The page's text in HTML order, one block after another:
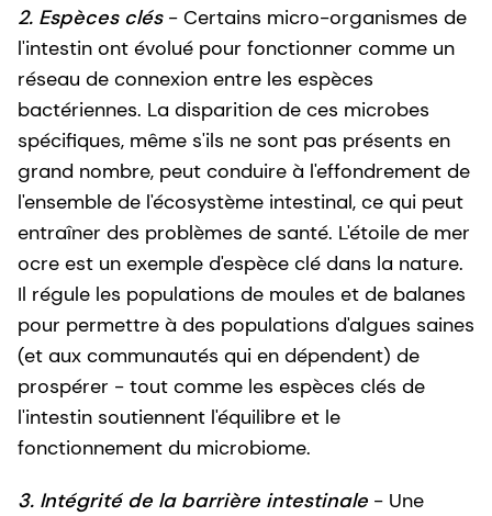
2. Espèces clés- Certains micro-organismes de
l'intestin ont évolué pour fonctionner comme un
réseau de connexion entre les espèces
bactériennes. La disparition de ces microbes
spécifiques, même s'ils ne sont pas présents en
grand nombre, peut conduire à l'effondrement de
l'ensemble de l'écosystème intestinal, ce qui peut
entraîner des problèmes de santé. L'étoile de mer
ocre est un exemple d'espèce clé dans la nature.
Il régule les populations de moules et de balanes
pour permettre à des populations d'algues saines
(et aux communautés qui en dépendent) de
prospérer - tout comme les espèces clés de
l'intestin soutiennent l'équilibre et le
fonctionnement du microbiome.
3. Intégrité de la barrière intestinale - Une